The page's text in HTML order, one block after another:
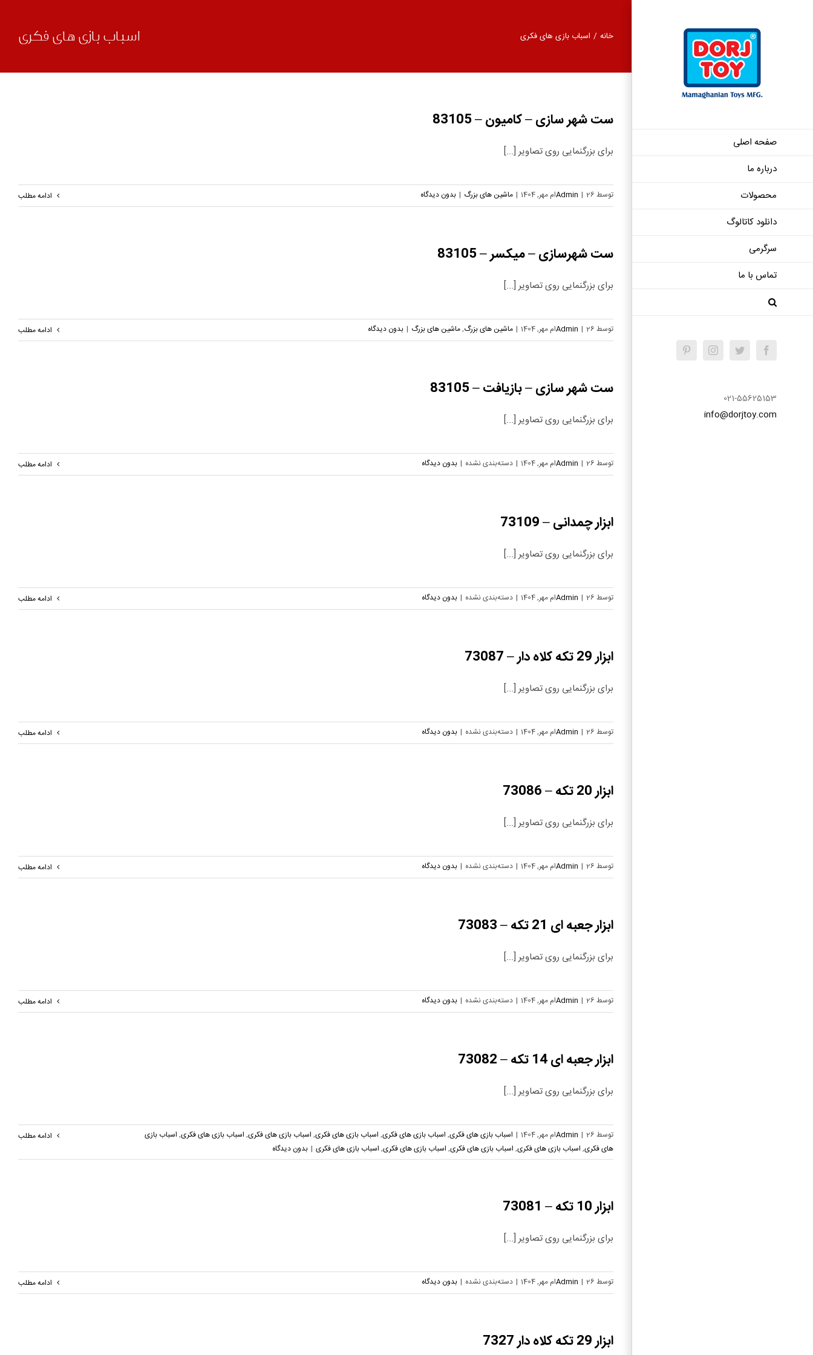
صفحه اصلی
درباره ما
محصولات
دانلود کاتالوگ
سرگرمی
تماس با ما
Facebook
Twitter
Instagram
021-55625153
info@dorjtoy.com
اسباب بازی های فکری خانه / اسباب بازی های فکری
ست شهر سازی – کامیون – 83105
برای بزرگنمایی روی تصاویر [...]
توسط Admin | 26ام مهر, 1404 | ماشین های بزرگ | بدون دیدگاه ادامه مطلب
ست شهرسازی – میکسر – 83105
برای بزرگنمایی روی تصاویر [...]
توسط Admin | 26ام مهر, 1404 | ماشین های بزرگ,ماشین های بزرگ | بدون دیدگاه ادامه مطلب
ست شهر سازی – بازیافت – 83105
برای بزرگنمایی روی تصاویر [...]
توسط Admin | 26ام مهر, 1404 | دسته‌بندی نشده | بدون دیدگاه ادامه مطلب
ابزار چمدانی – 73109
برای بزرگنمایی روی تصاویر [...]
توسط Admin | 26ام مهر, 1404 | دسته‌بندی نشده | بدون دیدگاه ادامه مطلب
ابزار 29 تکه کلاه دار – 73087
برای بزرگنمایی روی تصاویر [...]
توسط Admin | 26ام مهر, 1404 | دسته‌بندی نشده | بدون دیدگاه ادامه مطلب
ابزار 20 تکه – 73086
برای بزرگنمایی روی تصاویر [...]
توسط Admin | 26ام مهر, 1404 | دسته‌بندی نشده | بدون دیدگاه ادامه مطلب
ابزار جعبه ای 21 تکه – 73083
برای بزرگنمایی روی تصاویر [...]
توسط Admin | 26ام مهر, 1404 | دسته‌بندی نشده | بدون دیدگاه ادامه مطلب
ابزار جعبه ای 14 تکه – 73082
برای بزرگنمایی روی تصاویر [...]
توسط Admin | 26ام مهر, 1404 | اسباب بازی های فکری, اسباب بازی های فکری, اسباب بازی های فکری, اسباب بازی های فکری, اسباب بازی های فکری, اسباب بازی
های فکری, اسباب بازی های فکری, اسباب بازی های فکری, اسباب بازی های فکری, اسباب بازی های فکری | بدون دیدگاه
ادامه مطلب
ابزار 10 تکه – 73081
برای بزرگنمایی روی تصاویر [...]
توسط Admin | 26ام مهر, 1404 | دسته‌بندی نشده | بدون دیدگاه ادامه مطلب
ابزار 29 تکه کلاه دار 7327